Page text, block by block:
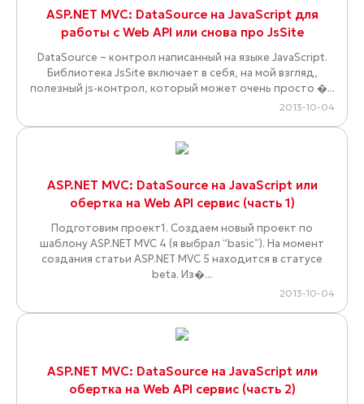
ASP.NET MVC: DataSource на JavaScript для
работы с Web API или снова про JsSite
DataSource – контрол написанный на языке JavaScript.
Библиотека JsSite включает в себя, на мой взгляд,
полезный js-контрол, который может очень просто �...
2013-10-04
ASP.NET MVC: DataSource на JavaScript или
обертка на Web API сервис (часть 1)
Подготовим проект1. Создаем новый проект по
шаблону ASP.NET MVC 4 (я выбрал “basic”). На момент
создания статьи ASP.NET MVC 5 находится в статусе
beta. Из�...
2013-10-04
ASP.NET MVC: DataSource на JavaScript или
обертка на Web API сервис (часть 2)